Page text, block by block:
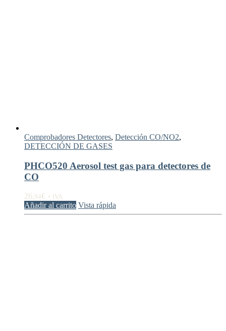
Comprobadores Detectores, Detección CO/NO2,
DETECCIÓN DE GASES
PHCO520 Aerosol test gas para detectores de
CO
26,94€ + IVA
Añadir al carrito Vista rápida